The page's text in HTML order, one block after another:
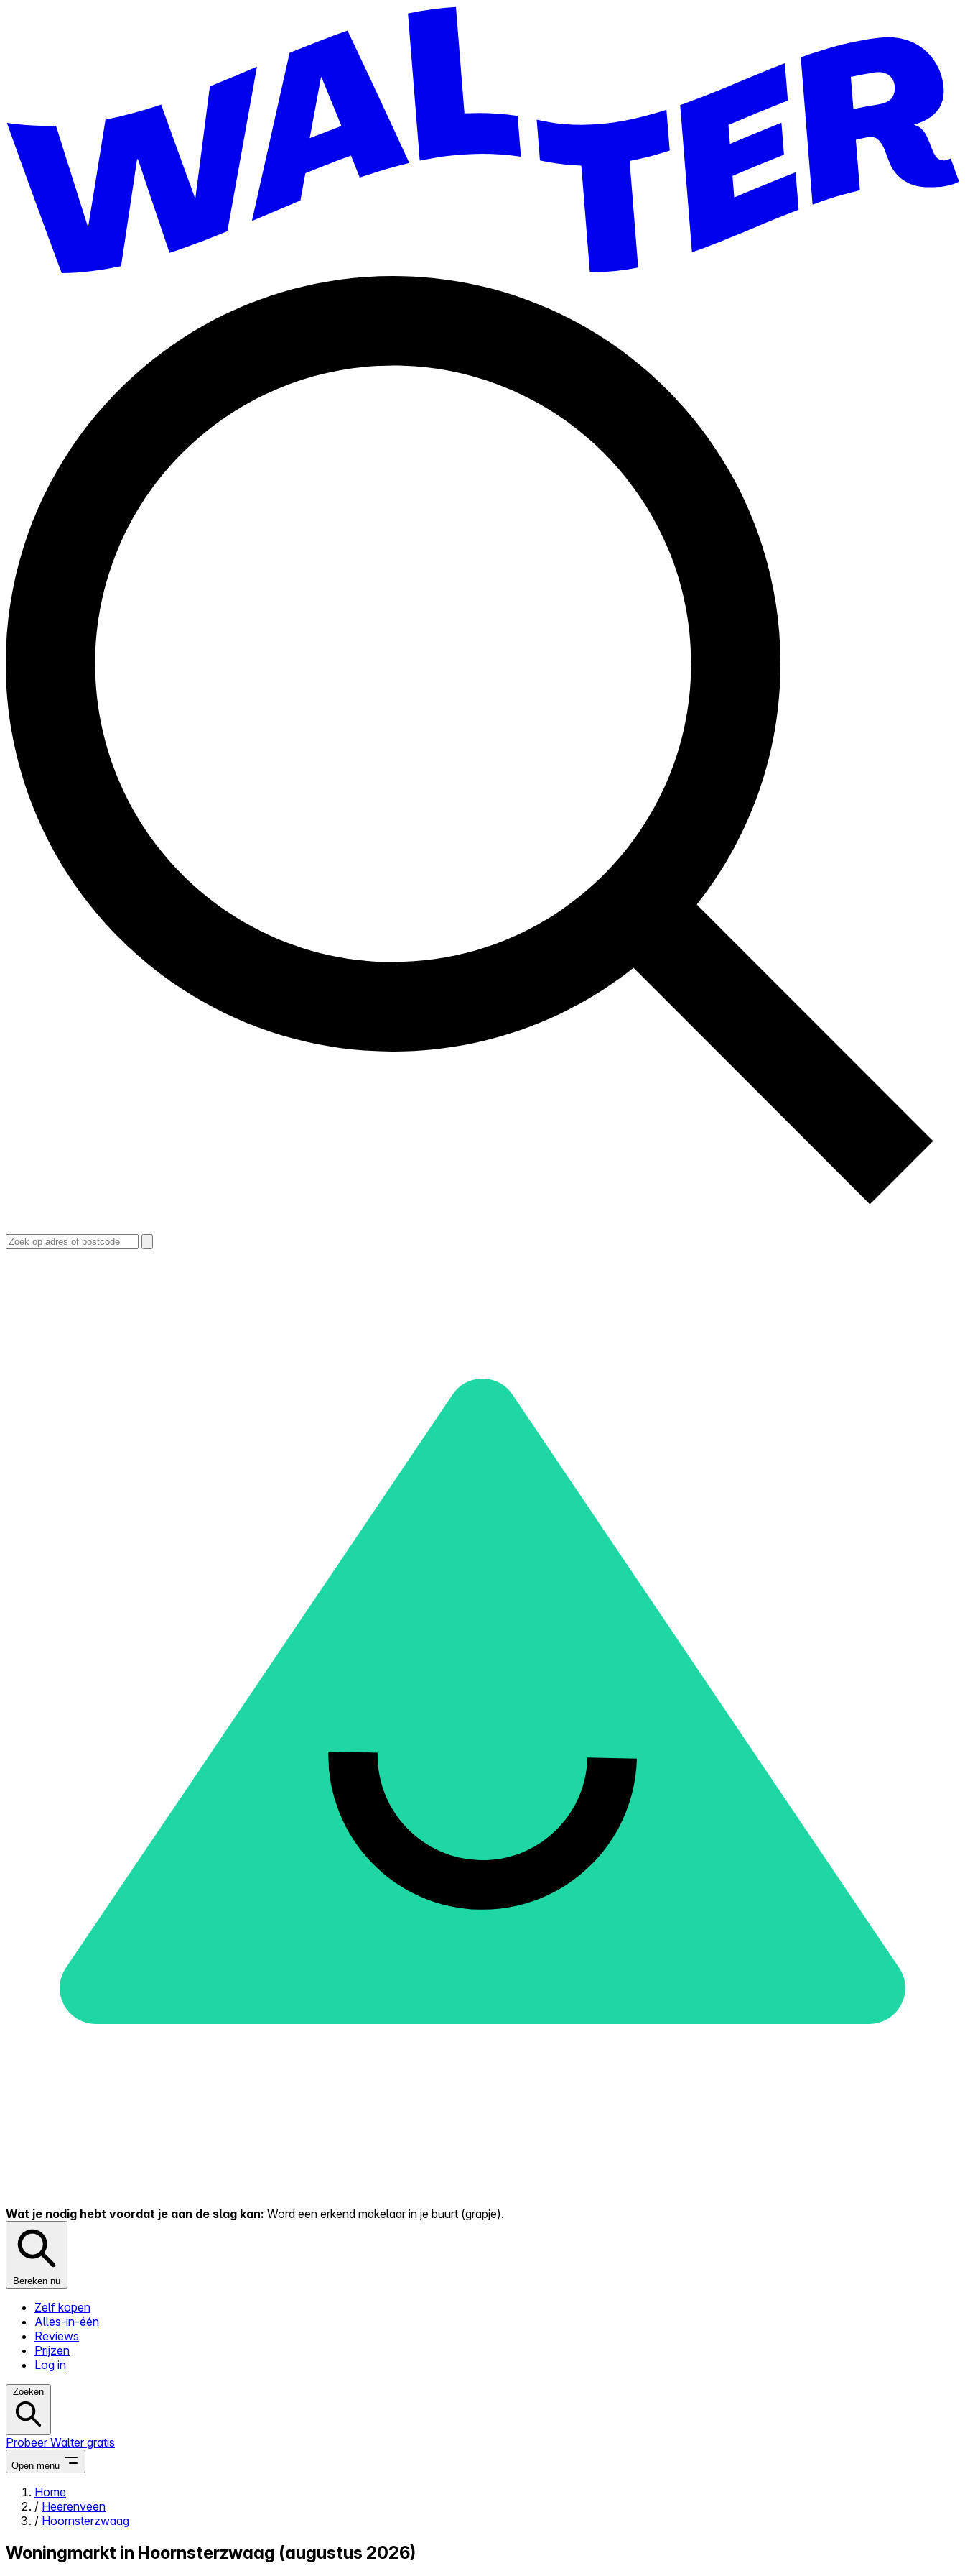
Wat je nodig hebt voordat je aan de slag kan: Word een erkend makelaar in je buurt (grapje).
Bereken nu
Zelf kopen
Alles-in-één
Reviews
Prijzen
Log in
Zoeken
Probeer Walter gratis
Open menu
Close menu
Home
/ Heerenveen
/ Hoornsterzwaag
Woningmarkt in Hoornsterzwaag (augustus 2026)